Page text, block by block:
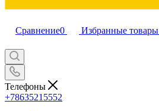
Сравнение0 Избранные товары
Телефоны
+78635215552